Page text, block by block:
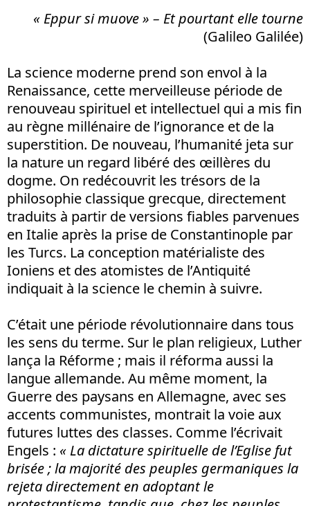
« Eppur si muove » – Et pourtant elle tourne
(Galileo Galilée)
La science moderne prend son envol à la
Renaissance, cette merveilleuse période de
renouveau spirituel et intellectuel qui a mis fin
au règne millénaire de l’ignorance et de la
superstition. De nouveau, l’humanité jeta sur
la nature un regard libéré des œillères du
dogme. On redécouvrit les trésors de la
philosophie classique grecque, directement
traduits à partir de versions fiables parvenues
en Italie après la prise de Constantinople par
les Turcs. La conception matérialiste des
Ioniens et des atomistes de l’Antiquité
indiquait à la science le chemin à suivre.
C’était une période révolutionnaire dans tous
les sens du terme. Sur le plan religieux, Luther
lança la Réforme ; mais il réforma aussi la
langue allemande. Au même moment, la
Guerre des paysans en Allemagne, avec ses
accents communistes, montrait la voie aux
futures luttes des classes. Comme l’écrivait
Engels : « La dictature spirituelle de l’Eglise fut
brisée; la majorité des peuples germaniques la
rejeta directement en adoptant le